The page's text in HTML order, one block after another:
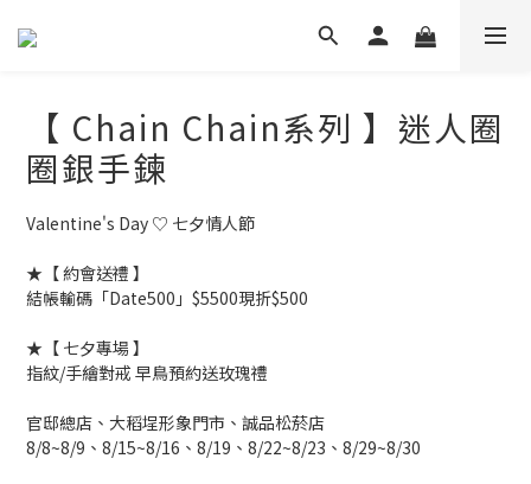
【 Chain Chain系列 】迷人圈
圈銀手鍊
Valentine's Day ♡ 七夕情人節
★【 約會送禮 】
結帳輸碼「Date500」$5500現折$500
★【 七夕專場 】
指紋/手繪對戒 早鳥預約送玫瑰禮
官邸總店、大稻埕形象門市、誠品松菸店
8/8~8/9、8/15~8/16、8/19、8/22~8/23、8/29~8/30